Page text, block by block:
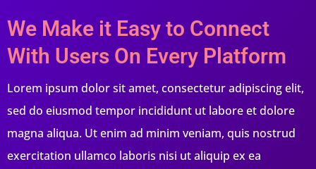
We Make it Easy to Connect
With Users On Every Platform
Lorem ipsum dolor sit amet, consectetur adipiscing elit,
sed do eiusmod tempor incididunt ut labore et dolore
magna aliqua. Ut enim ad minim veniam, quis nostrud
exercitation ullamco laboris nisi ut aliquip ex ea